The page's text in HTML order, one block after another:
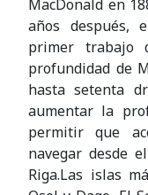
MacDonald en
años después,
primer trabajo
profundidad de
hasta setenta
aumentar la
permitir que
navegar desde
Riga.Las islas